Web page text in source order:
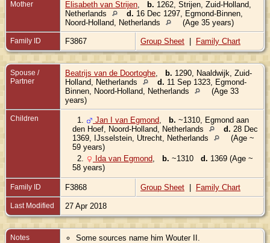
Mother Elisabeth van Strijen b. 1262, Strijen, Zuid-Holland,
Netherlands
d. 16 Dec 1297, Egmond-Binnen,
Noord-Holland, Netherlands
(Age 35 years)
Family ID F3867 Group Sheet | Family Chart
Spouse /
Partner
Beatrijs van de Doortoghe b. 1290, Naaldwijk, Zuid-
Holland, Netherlands
d. 11 Sep 1323, Egmond-
Binnen, Noord-Holland, Netherlands
(Age 33
years)
Children 1. Jan I van Egmond b. ~1310, Egmond aan
den Hoef, Noord-Holland, Netherlands
d. 28 Dec
1369, IJsselstein, Utrecht, Netherlands
(Age ~
59 years)
2.
Ida van Egmond b. ~1310 d. 1369 (Age ~
58 years)
Family ID F3868 Group Sheet | Family Chart
Last Modified 27 Apr 2018
Notes
Some sources name him Wouter II.